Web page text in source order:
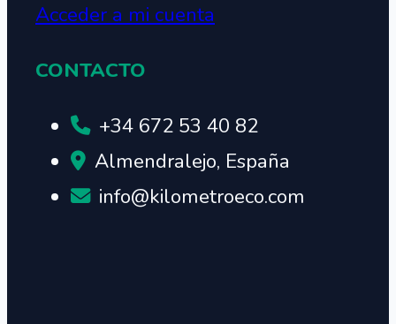
Acceder a mi cuenta
CONTACTO
+34 672 53 40 82
Almendralejo, España
info@kilometroeco.com